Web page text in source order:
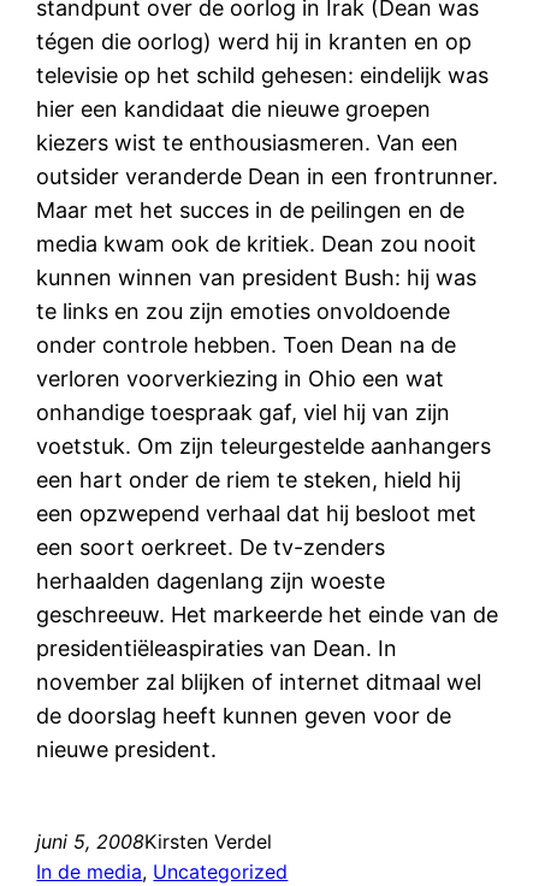
standpunt over de oorlog in Irak (Dean was
tégen die oorlog) werd hij in kranten en op
televisie op het schild gehesen: eindelijk was
hier een kandidaat die nieuwe groepen
kiezers wist te enthousiasmeren. Van een
outsider veranderde Dean in een frontrunner.
Maar met het succes in de peilingen en de
media kwam ook de kritiek. Dean zou nooit
kunnen winnen van president Bush: hij was
te links en zou zijn emoties onvoldoende
onder controle hebben. Toen Dean na de
verloren voorverkiezing in Ohio een wat
onhandige toespraak gaf, viel hij van zijn
voetstuk. Om zijn teleurgestelde aanhangers
een hart onder de riem te steken, hield hij
een opzwepend verhaal dat hij besloot met
een soort oerkreet. De tv-zenders
herhaalden dagenlang zijn woeste
geschreeuw. Het markeerde het einde van de
presidentiëleaspiraties van Dean. In
november zal blijken of internet ditmaal wel
de doorslag heeft kunnen geven voor de
nieuwe president.
juni 5, 2008Kirsten Verdel
In de media, Uncategorized